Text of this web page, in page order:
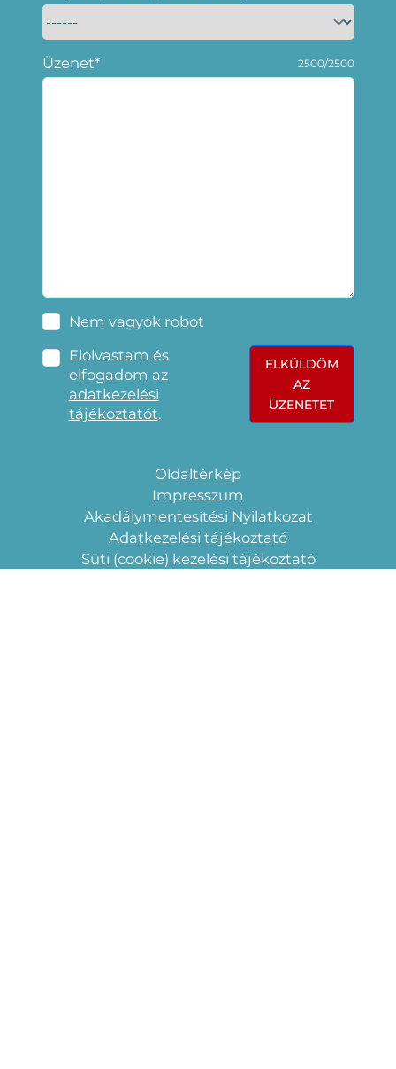
Üzenet* 2500/2500
Nem vagyok robot
Elolvastam és
elfogadom az
adatkezelési
tájékoztatót.
ELKÜLDÖM
AZ
ÜZENETET
Oldaltérkép
Impresszum
Akadálymentesítési Nyilatkozat
Adatkezelési tájékoztató
Süti (cookie) kezelési tájékoztató